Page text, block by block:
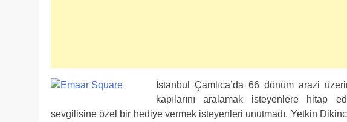
İstanbul Çamlıca’da 66 dönüm arazi
kapılarını aralamak isteyenlere hitap
sevgilisine özel bir hediye vermek isteyenleri unutmadı. Yetkin